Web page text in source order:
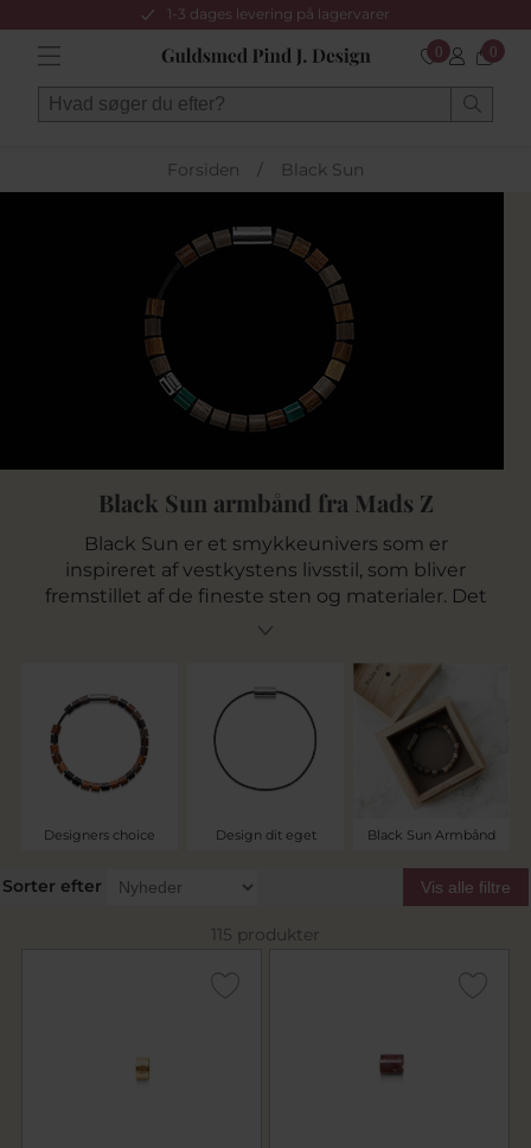
1-3 dages levering på lagervarer
0 0
Forsiden / Black Sun
Black Sun armbånd fra Mads Z
Black Sun er et smykkeunivers som er
inspireret af vestkystens livsstil, som bliver
fremstillet af de fineste sten og materialer. Det
er luksus-bohême smykker hvor du kan vælge
designeren selv, eller du kan designe dit eget
personlige armbånd med smukke perler.
Armbåndene laves i lækkert nylon og fås med
sølv eller 14 kt. guld låse.
Designers choice Design dit eget Black Sun Armbånd
Sorter efter Vis alle filtre
115 produkter